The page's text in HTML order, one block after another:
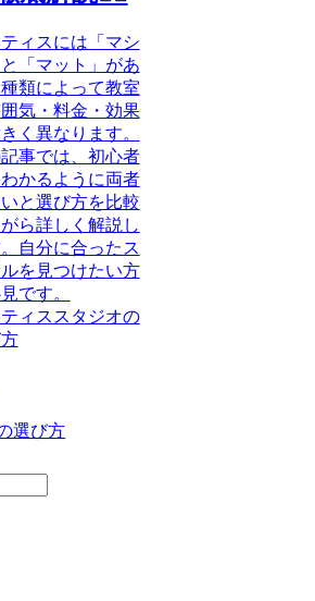
ティスには「マシ
「マット」があ
種類によって教室
気・料金・効果
く異なります。
事では、初心者
かるように両者
と選び方を比較
ら詳しく解説し
自分に合ったス
を見つけたい方
です。
ティススタジオの
選び方